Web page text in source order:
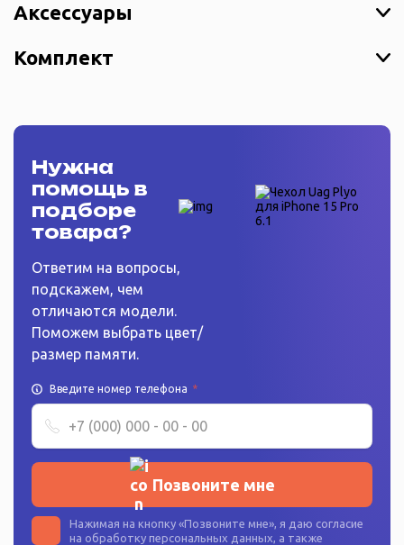
Аксессуары
Комплект
Нужна
помощь в
подборе
товара?
Ответим на вопросы,
подскажем, чем
отличаются модели.
Поможем выбрать цвет/
размер памяти.
Введите номер телефона *
Позвоните мне
Нажимая на кнопку «Позвоните мне», я даю согласие
на обработку персональных данных, а также